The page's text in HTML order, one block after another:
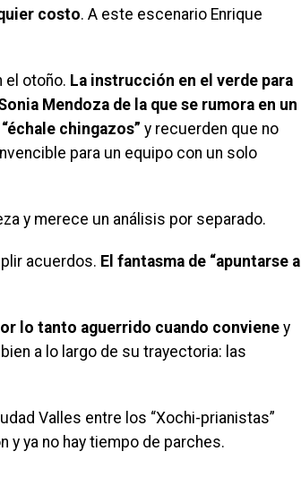
costo. A este escenario Enrique
el otoño. La instrucción en el verde para
Mendoza de la que se rumora en un
chingazos” y recuerden que no
para un equipo con un solo
y merece un análisis por separado.
acuerdos. El fantasma de “apuntarse al
lo tanto aguerrido cuando convieney
a lo largo de su trayectoria: las
Valles entre los “Xochi-prianistas”
y ya no hay tiempo de parches.